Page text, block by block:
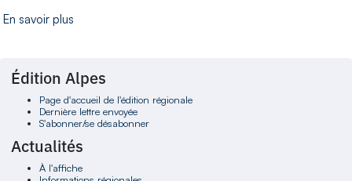
En savoir plus
Édition Alpes
Page d'accueil de l'édition régionale
Dernière lettre envoyée
S'abonner/se désabonner
Actualités
À l'affiche